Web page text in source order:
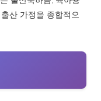
산 가정을 종합적으